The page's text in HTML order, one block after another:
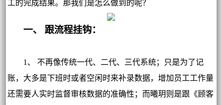
工的完成结果。那我们是怎么做到的呢？
一、 跟流程挂钩：
1、 不再像传统一代、二代、三代系统；只是为了记
账，大多是下班时或者空闲时来补录数据，增加员工工作量
还需要人实时监督审核数据的准确性；而曦玥则是跟《顾客